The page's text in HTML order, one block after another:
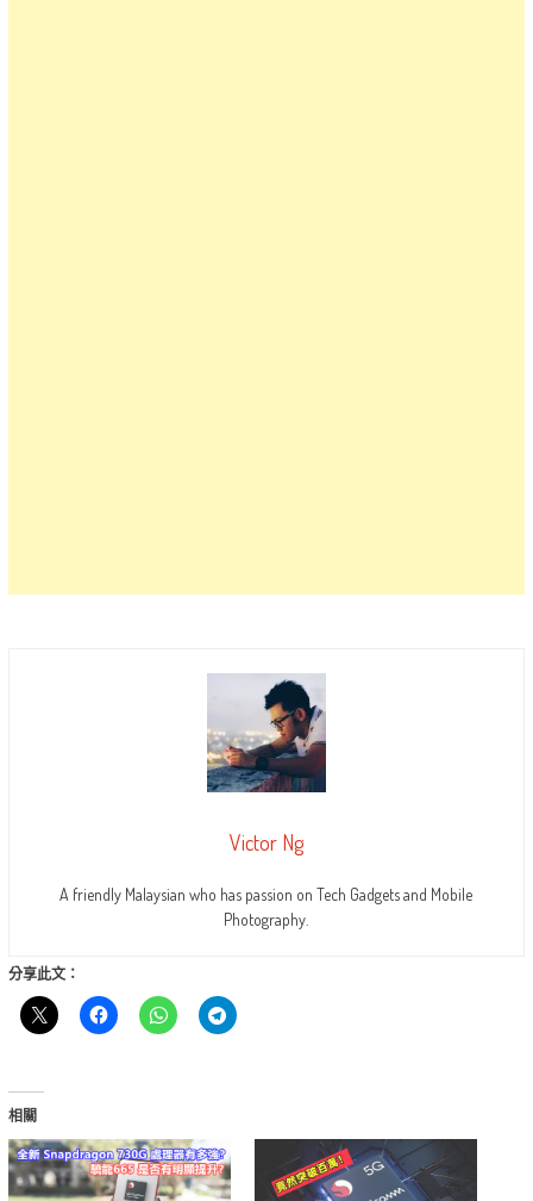
Victor Ng
A friendly Malaysian who has passion on Tech Gadgets and Mobile
Photography.
分享此文：
相關